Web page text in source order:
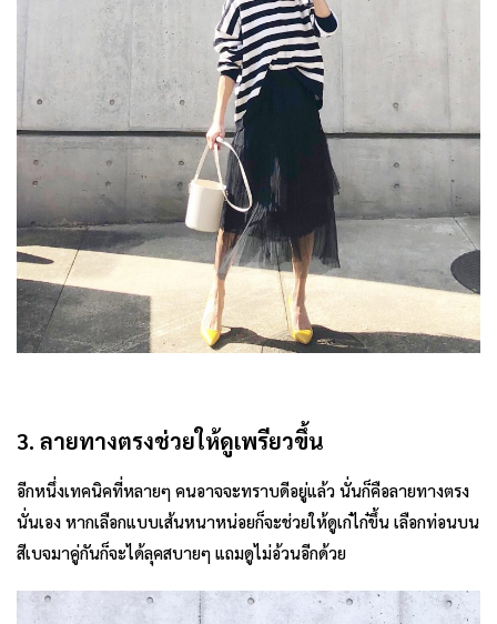
3. ลายทางตรงช่วยให้ดูเพรียวขึ้น
อีกหนึ่งเทคนิคที่หลายๆ คนอาจจะทราบดีอยู่แล้ว นั่นก็คือลายทางตรง
นั่นเอง หากเลือกแบบเส้นหนาหน่อยก็จะช่วยให้ดูเก๋ไก๋ขึ้น เลือกท่อนบน
สีเบจมาคู่กันก็จะได้ลุคสบายๆ แถมดูไม่อ้วนอีกด้วย